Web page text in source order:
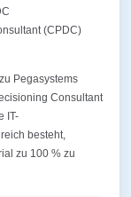
(CPDC)
Pegasystems
Consultant
IT-
besteht,
zu 100 % zu